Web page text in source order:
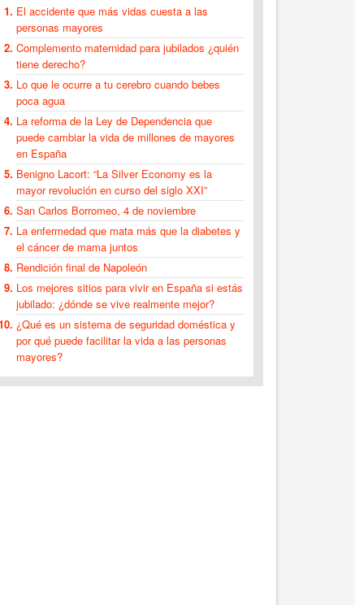
El accidente que más vidas cuesta a las
personas mayores
Complemento maternidad para jubilados ¿quién
tiene derecho?
Lo que le ocurre a tu cerebro cuando bebes
poca agua
La reforma de la Ley de Dependencia que
puede cambiar la vida de millones de mayores
en España
Benigno Lacort: “La Silver Economy es la
mayor revolución en curso del siglo XXI”
San Carlos Borromeo, 4 de noviembre
La enfermedad que mata más que la diabetes y
el cáncer de mama juntos
Rendición final de Napoleón
Los mejores sitios para vivir en España si estás
jubilado: ¿dónde se vive realmente mejor?
¿Qué es un sistema de seguridad doméstica y
por qué puede facilitar la vida a las personas
mayores?